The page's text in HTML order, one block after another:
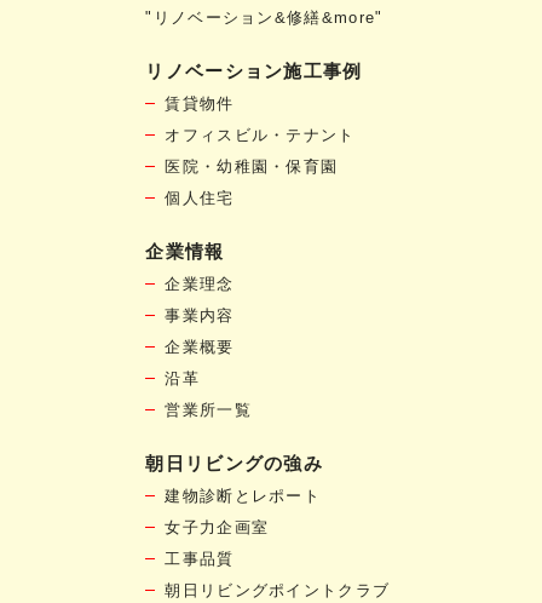
"リノベーション&修繕&more"
リノベーション施工事例
賃貸物件
オフィスビル・テナント
医院・幼稚園・保育園
個人住宅
企業情報
企業理念
事業内容
企業概要
沿革
営業所一覧
朝日リビングの強み
建物診断とレポート
女子力企画室
工事品質
朝日リビングポイントクラブ